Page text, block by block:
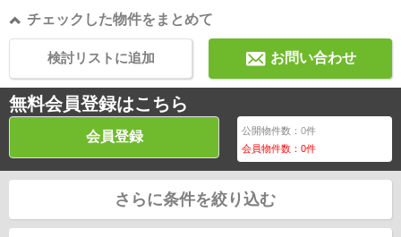
チェックした物件をまとめて
お問い合わせ
検討リストに追加
無料会員登録はこちら
会員登録 公開物件数：0件
会員物件数：0件
さらに条件を絞り込む